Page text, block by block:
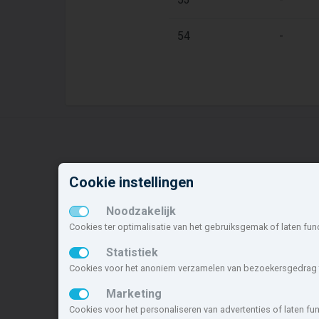
54 -
Nieuwbouw in deze
gemeente
Alle nieuwbouw projecten
Actuele nieuwbouwprojecten
Toekomstige nieuwbouwaanbod
Huurwoningen en appartementen
Cookie instellingen
Noodzakelijk
Cookies ter optimalisatie van het gebruiksgemak of laten
Statistiek
Cookies voor het anoniem verzamelen van
Marketing
Cookies voor het personaliseren van advertenties of laten